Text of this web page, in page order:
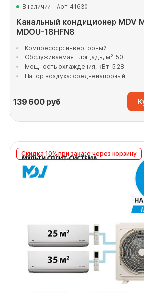
В наличии Арт. 41630
Канальный кондиционер MDV
MDOU-18HFN8
Компрессор: инверторный
Обслуживаемая площадь, м²: 50
Мощность охлаждения, кВт: 5.28
Напор воздуха: средненапорный
139 600руб
Скидка 10% при заказе через корзину